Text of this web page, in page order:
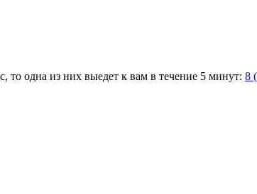
то одна из них выедет к вам в течение 5 минут: 8